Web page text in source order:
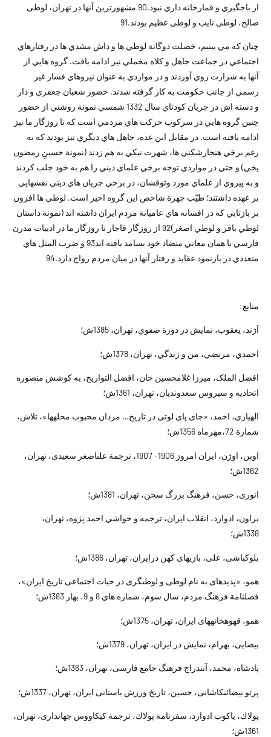
از باجگيري و قمارخانه داري نبود.90 مشهورترين آنها در تهران، لوطى
صالح، لوطى نايب و لوطى عظيم بودند.91
چنان که مي بينيم، خصلت دوگانة لوطي ها و داش مشدي ها در رفتارهاي
اجتماعي در جماعت جاهل و کلاه مخملي نيز ادامه يافت. گروه هايي از
آنها به شرارت روي آوردند و در مواردي به عنوان نيروهاي فشار غير
رسمي از جانب حکومت به کار گرفته شدند. حضور شعبان جعفري و دار
و دسته اش در جريان کودتاي سال 1332 شمسي نمونة روشني از حضور
چنين گروه هايي در سرکوب حرکت هاي مردمي است که تا روزگار ما نيز
ادامه يافته است. در مقابل اين عده، جاهل هاي ديگري نيز بودند که به
رغم برخي هنجارشکني ها، شهرت نيکي به هم زدند (نمونة حسينِ رمضون
يخي) و حتي در مواردي توجه برخي علماي ديني را هم به خود جلب کردند
و به پيروي از علماي مورد وثوقشان، در برخي جريان هاي ديني نقشهايي
بر عهده داشتند؛ طيّب چهرة شاخص اين گروه اخير است. لوطي ها افزون
بر بازتابي که در افسانه هاي عاميانة مردم ايران داشته اند (نمونة داستان
لوطي باقر و لوطي اصغر)92 از روزگار قاجار تا روزگار ما در ادبيات مدرن
فارسي با همان معاني متضاد خود بسامد يافته اند93 و ضرب المثل هاي
متعددي در بازنمود عقايد و رفتار آنها در ميان مردم رواج دارد.94
منابع:
آژند، يعقوب، نمايش در دورة صفوي، تهران، 1385ش؛
احمدي، مرتضي، من و زندگي، تهران، 1378ش؛
افضل الملک، ميرزا غلامحسين خان، افضل التواريخ، به کوشش منصوره
اتحاديه و سيروس سعدونديان، تهران، 1361ش؛
الهيارى، احمد، «جاى پاى لوتى در تاريخ… مردان محبوب محله‏ها»، تلاش،
شمارة 72،مهرماه 1356ش؛
اوبن، اوژن، ايران امروز 1906- 1907، ترجمة على‏اصغر سعيدى، تهران،
1362ش؛
انورى، حسن، فرهنگ بزرگ سخن، تهران، 1381ش؛
براون، ادوارد، انقلاب ايران، ترجمه و حواشي احمد پژوه، تهران،
1338ش؛
بلوكباشى، على، بازيهاى كهن درايران، تهران، 1386ش؛
همو، «پديده‏اى به نام لوطى و لوطى‏گرى در حيات اجتماعى تاريخ ايران»،
فصلنامة فرهنگ مردم، سال سوم، شماره هاي 8 و 9، بهار 1383ش؛
همو، قهوه‏خانه‏هاى ايران، تهران، 1375ش؛
بيضايى، بهرام، نمايش در ايران، تهران، 1379ش؛
پادشاه، محمد، آنندراج فرهنگ جامع فارسى، تهران، 1363ش؛
پرتو بيضائى‏كاشانى، حسين، تاريخ ورزش باستانى ايران، تهران، 1337ش؛
پولاك، ياكوب ادوارد، سفرنامة پولاك، ترجمة كيكاووس جهاندارى، تهران،
1361ش؛